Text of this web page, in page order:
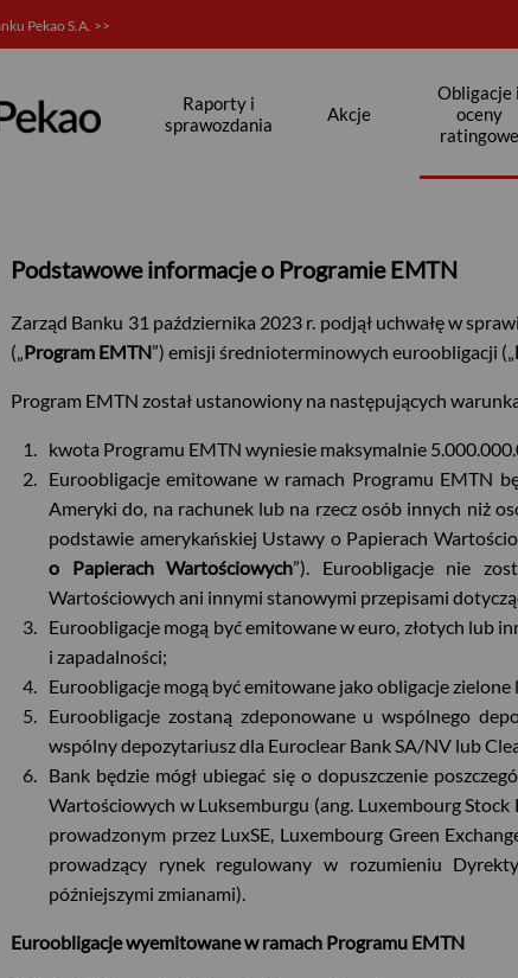
Pekao S.A. >>
Raporty i
sprawozdania
Akcje
Obligacje i
oceny
ratingowe
- Bank Pekao S.A.
Podstawowe informacje o Programie EMTN
Zarząd Banku 31 października 2023 r. podjął uchwałę w
(„Program EMTN”) emisji średnioterminowych euroobligacji („
Program EMTN został ustanowiony na następujących
kwota Programu EMTN wyniesie maksymalnie
Euroobligacje emitowane w ramach Programu EMTN
Ameryki do, na rachunek lub na rzecz osób innych niż
podstawie amerykańskiej Ustawy o Papierach
o Papierach Wartościowych”). Euroobligacje nie
Wartościowych ani innymi stanowymi przepisami
Euroobligacje mogą być emitowane w euro, złotych lub
i zapadalności;
Euroobligacje mogą być emitowane jako obligacje
Euroobligacje zostaną zdeponowane u wspólnego
wspólny depozytariusz dla Euroclear Bank SA/NV lub
Bank będzie mógł ubiegać się o dopuszczenie
Wartościowych w Luksemburgu (ang. Luxembourg Stock
prowadzonym przez LuxSE, Luxembourg Green
prowadzący rynek regulowany w rozumieniu
późniejszymi zmianami).
Euroobligacje wyemitowane w ramach Programu EMTN